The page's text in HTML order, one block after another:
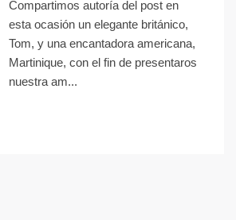
Compartimos autoría del post en
esta ocasión un elegante británico,
Tom, y una encantadora americana,
Martinique, con el fin de presentaros
nuestra am...